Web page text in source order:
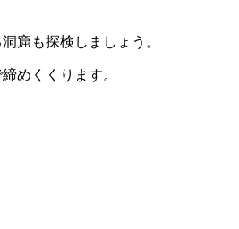
窟も探検しましょう。
めくくります。